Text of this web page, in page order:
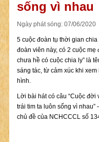
sống vì nhau
Ngày phát sóng: 07/06/2020
5 cuộc đoàn tụ thời gian
đoàn viên này, có 2 cuộc
chưa hề có cuộc chia ly” là
sáng tác, từ cảm xúc khi
hình.
Lời bài hát có câu “Cuộc
trái tim ta luôn sống vì nhau”
chủ đề của NCHCCCL số